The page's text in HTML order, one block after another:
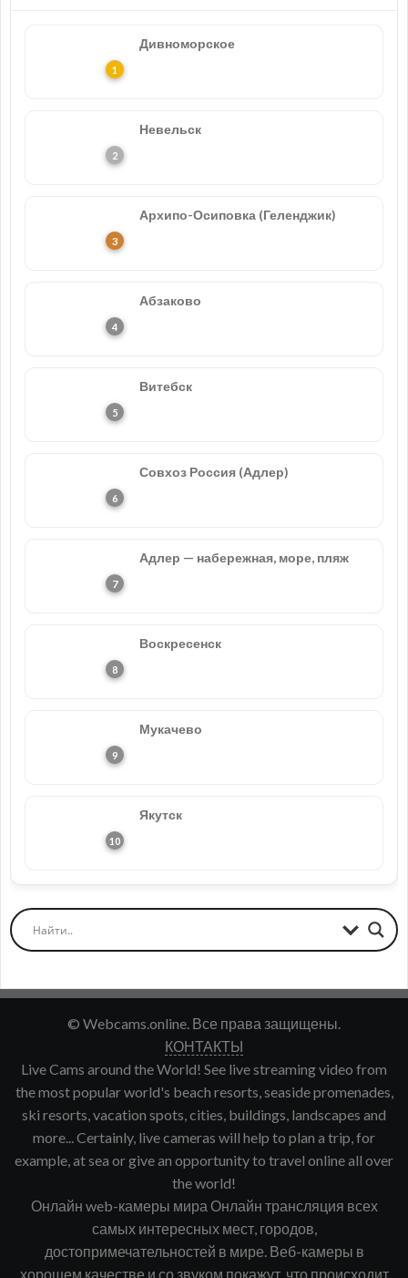
Дивноморское
Невельск
Архипо-Осиповка (Геленджик)
Абзаково
Витебск
Совхоз Россия (Адлер)
Адлер — набережная, море, пляж
Воскресенск
Мукачево
Якутск
© Webcams.online. Все права защищены.
КОНТАКТЫ
Live Cams around the World! See live streaming video from
the most popular world's beach resorts, seaside promenades,
ski resorts, vacation spots, cities, buildings, landscapes and
more... Certainly, live cameras will help to plan a trip, for
example, at sea or give an opportunity to travel online all over
the world!
Онлайн web-камеры мира Онлайн трансляция всех
самых интересных мест, городов,
достопримечательностей в мире. Веб-камеры в
хорошем качестве и со звуком покажут, что происходит